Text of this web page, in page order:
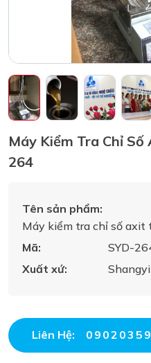
Máy Kiểm Tra Chỉ
264
Tên sản phẩm:
Máy kiểm tra chỉ số axit
Mã:
SYD-
Xuất xứ:
Liên Hệ: